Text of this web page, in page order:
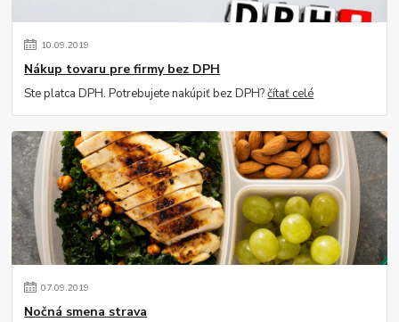
10.09.2019
Nákup tovaru pre firmy bez DPH
Ste platca DPH. Potrebujete nakúpiť bez DPH?čítať celé
07.09.2019
Nočná smena strava